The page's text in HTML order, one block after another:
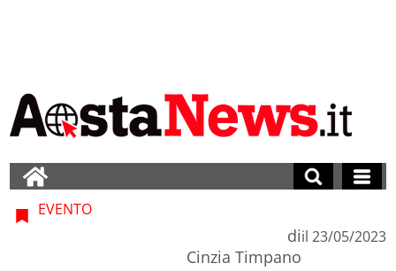
EVENTO
di
Cinzia Timpano
il 23/05/2023